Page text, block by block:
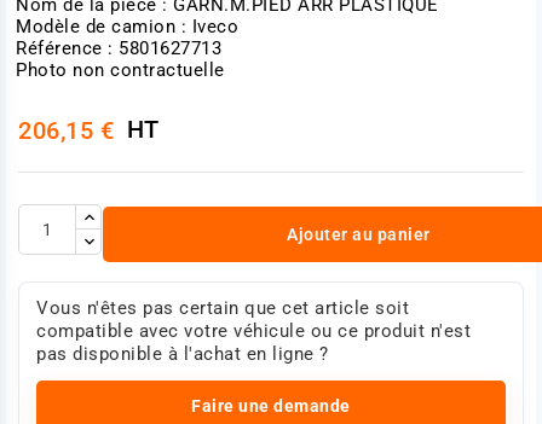
Nom de la pièce : GARN.M.PIED ARR PLASTIQUE
Modèle de camion : Iveco
Référence : 5801627713
Photo non contractuelle
206,15 € HT
Ajouter au panier
Vous n'êtes pas certain que cet article soit
compatible avec votre véhicule ou ce produit n'est
pas disponible à l'achat en ligne ?
Faire une demande